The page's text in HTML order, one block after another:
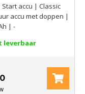
accu | Classic
accu met doppen |
| -
leverbaar